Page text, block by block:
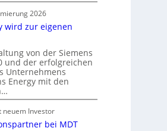
2026
wird zur eigenen
von der Siemens
und der erfolgreichen
Unternehmens
Energy mit den
neuem Investor
bei MDT